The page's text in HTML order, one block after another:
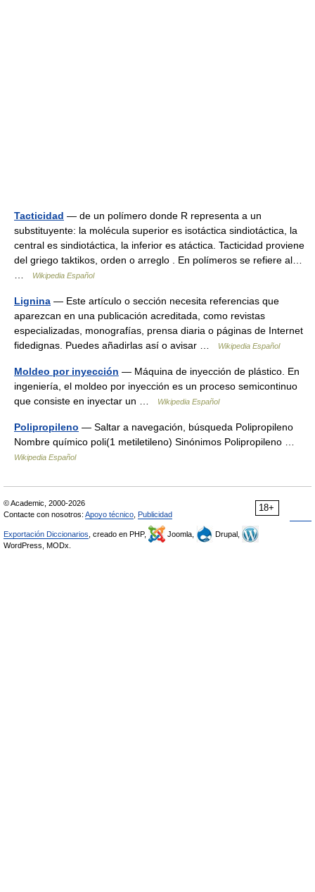
Tacticidad — de un polímero donde R representa a un
substituyente: la molécula superior es isotáctica sindiotáctica, la
central es sindiotáctica, la inferior es atáctica. Tacticidad proviene
del griego taktikos, orden o arreglo . En polímeros se refiere al…
Wikipedia Español
Lignina — Este artículo o sección necesita referencias que
aparezcan en una publicación acreditada, como revistas
especializadas, monografías, prensa diaria o páginas de Internet
fidedignas. Puedes añadirlas así o avisar …
Wikipedia Español
Moldeo por inyección — Máquina de inyección de plástico. En
ingeniería, el moldeo por inyección es un proceso semicontinuo
que consiste en inyectar un …
Wikipedia Español
Polipropileno — Saltar a navegación, búsqueda Polipropileno
Nombre químico poli(1 metiletileno) Sinónimos Polipropileno …
Wikipedia Español
18+
© Academic, 2000-2026
Contacte con nosotros: Apoyo técnico Publicidad
Exportación Diccionarios , creado en PHP, Joomla,
Drupal,
WordPress, MODx.